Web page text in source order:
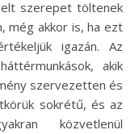
még akkor is, ha ezt
igazán. Az
akik
szervezetten és
sokrétű, és az
közvetlenül